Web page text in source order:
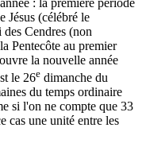
: la première période
Jésus (célébré le
Cendres (non
Pentecôte au premier
la nouvelle année
le 26e dimanche du
du temps ordinaire
si l'on ne compte que 33
cas une unité entre les